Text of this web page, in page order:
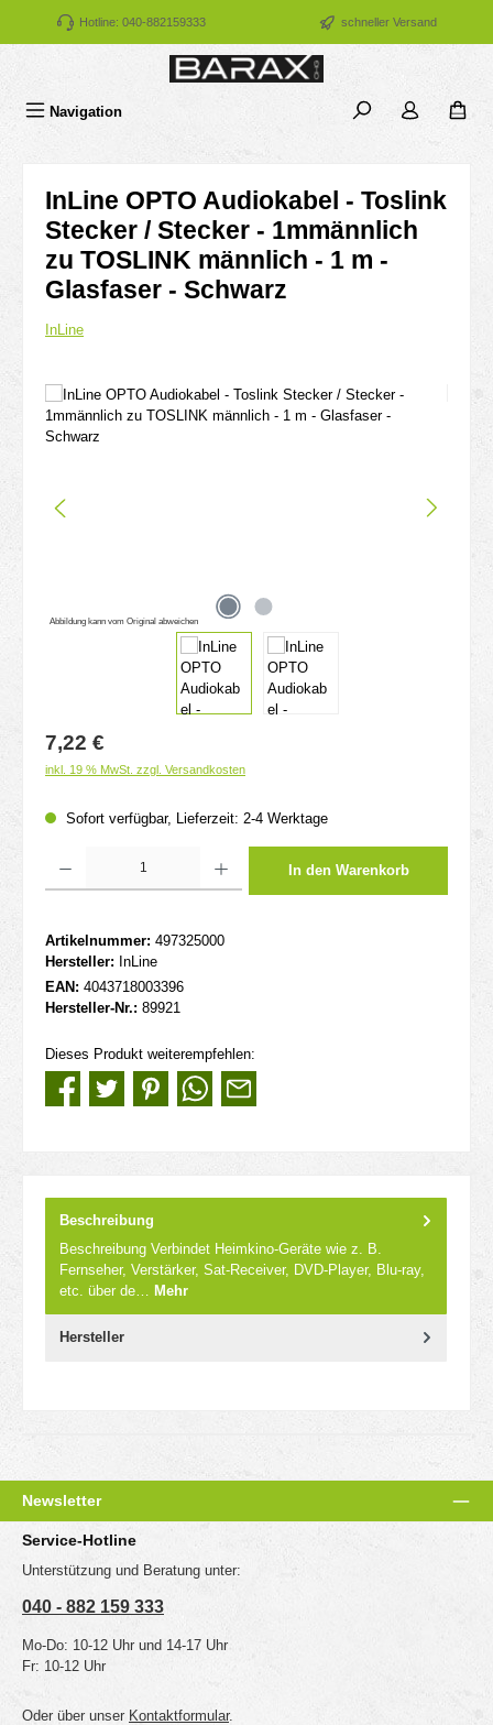
Zum Hauptinhalt springen
Hotline: 040-882159333 schneller Versand
Navigation
InLine OPTO Audiokabel - Toslink
Stecker / Stecker - 1mmännlich
zu TOSLINK männlich - 1 m -
Glasfaser - Schwarz
InLine
Bildergalerie überspringen
Abbildung kann vom Original abweichen
Regulärer Preis:
7,22 €
inkl. 19 % MwSt. zzgl. Versandkosten
Sofort verfügbar, Lieferzeit: 2-4 Werktage
In den Warenkorb
Artikelnummer: 497325000
Hersteller: InLine
EAN: 4043718003396
Hersteller-Nr.: 89921
Dieses Produkt weiterempfehlen:
Beschreibung
Beschreibung Verbindet Heimkino-Geräte wie z. B.
Fernseher, Verstärker, Sat-Receiver, DVD-Player, Blu-ray,
etc. über de… Mehr
Hersteller
Newsletter
Service-Hotline
Unterstützung und Beratung unter:
040 - 882 159 333
Mo-Do: 10-12 Uhr und 14-17 Uhr
Fr: 10-12 Uhr
Oder über unser Kontaktformular.